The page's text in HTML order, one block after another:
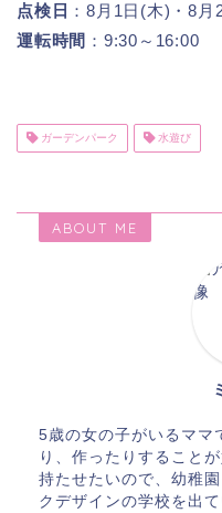
点検日 ：8月1日(木)・8月
運転時間 ：9:30～16:00
ガーデンパーク 水遊び
ABOUT ME
5歳の女の子がいるママ
り、作ったりすること
持たせたいので、幼稚
クデザインの学校を出